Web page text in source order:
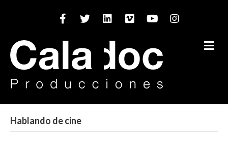
Facebook Twitter Linkedin Vimeo Youtube Instagram
Hablando de cine